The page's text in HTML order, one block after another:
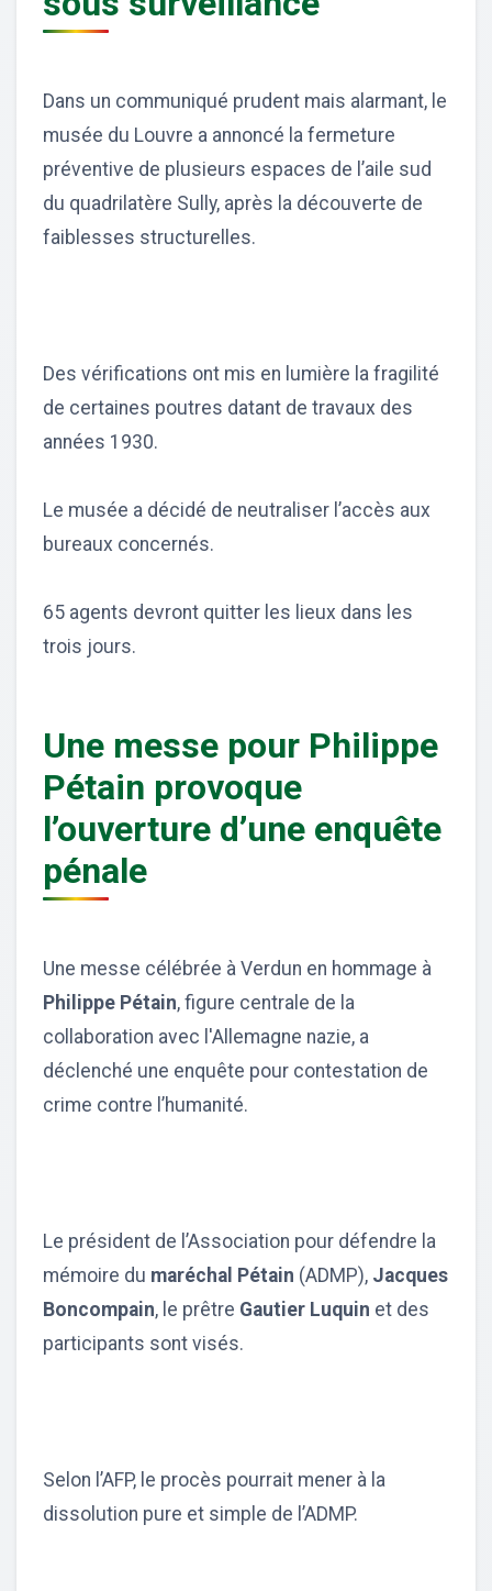
Dans un communiqué prudent mais alarmant, le
musée du Louvre a annoncé la fermeture
préventive de plusieurs espaces de l’aile sud
du quadrilatère Sully, après la découverte de
faiblesses structurelles.
Des vérifications ont mis en lumière la fragilité
de certaines poutres datant de travaux des
années 1930.
Le musée a décidé de neutraliser l’accès aux
bureaux concernés.
65 agents devront quitter les lieux dans les
trois jours.
Une messe pour Philippe
Pétain provoque
l’ouverture d’une enquête
pénale
Une messe célébrée à Verdun en hommage à
Philippe Pétain, figure centrale de la
collaboration avec l'Allemagne nazie, a
déclenché une enquête pour contestation de
crime contre l’humanité.
Le président de l’Association pour défendre la
mémoire du maréchal Pétain (ADMP), Jacques
Boncompain, le prêtre Gautier Luquin et des
participants sont visés.
Selon l’AFP, le procès pourrait mener à la
dissolution pure et simple de l’ADMP.